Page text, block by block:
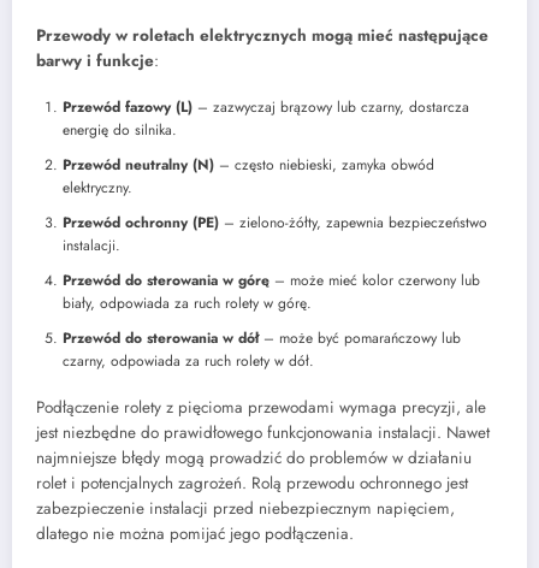
Przewody w roletach elektrycznych mogą mieć następujące
barwy i funkcje:
Przewód fazowy (L) – zazwyczaj brązowy lub czarny, dostarcza
energię do silnika.
Przewód neutralny (N) – często niebieski, zamyka obwód
elektryczny.
Przewód ochronny (PE) – zielono-żółty, zapewnia bezpieczeństwo
instalacji.
Przewód do sterowania w górę – może mieć kolor czerwony lub
biały, odpowiada za ruch rolety w górę.
Przewód do sterowania w dół– może być pomarańczowy lub
czarny, odpowiada za ruch rolety w dół.
Podłączenie rolety z pięcioma przewodami wymaga precyzji, ale
jest niezbędne do prawidłowego funkcjonowania instalacji. Nawet
najmniejsze błędy mogą prowadzić do problemów w działaniu
rolet i potencjalnych zagrożeń. Rolą przewodu ochronnego jest
zabezpieczenie instalacji przed niebezpiecznym napięciem,
dlatego nie można pomijać jego podłączenia.